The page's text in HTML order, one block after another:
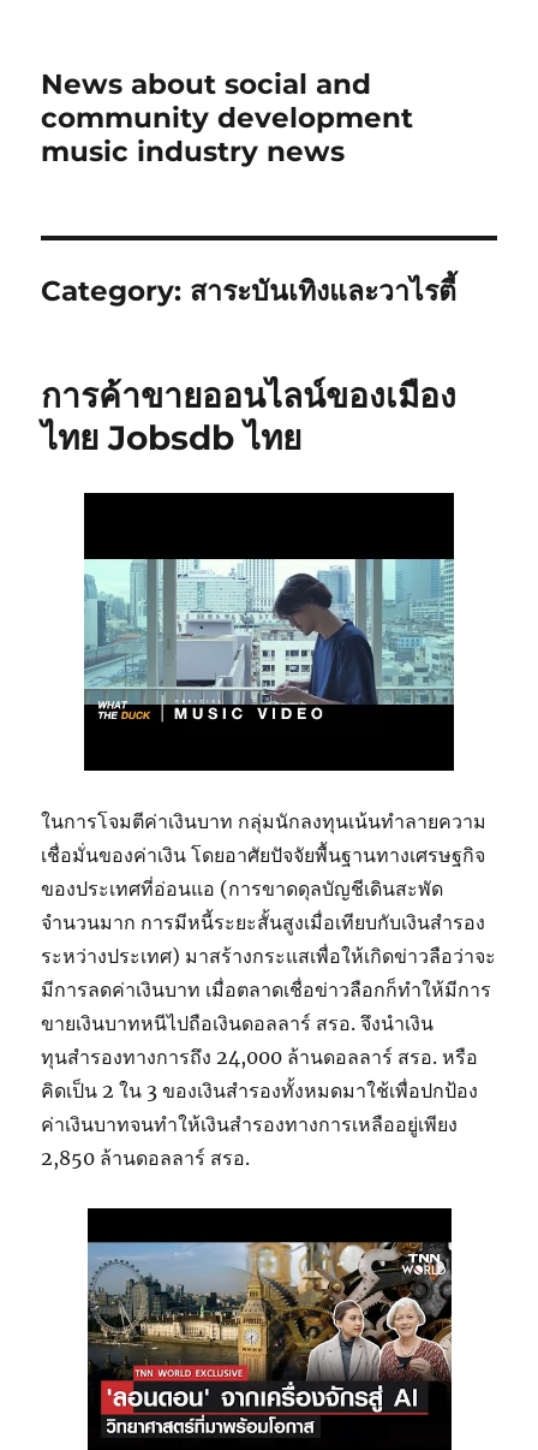
News about social and
community development
music industry news
Category: สาระบันเทิงและวาไรตี้
การค้าขายออนไลน์ของเมือง
ไทย Jobsdb ไทย
ในการโจมตีค่าเงินบาท กลุ่มนักลงทุนเน้นทำลายความ
เชื่อมั่นของค่าเงิน โดยอาศัยปัจจัยพื้นฐานทางเศรษฐกิจ
ของประเทศที่อ่อนแอ (การขาดดุลบัญชีเดินสะพัด
จำนวนมาก การมีหนี้ระยะสั้นสูงเมื่อเทียบกับเงินสำรอง
ระหว่างประเทศ) มาสร้างกระแสเพื่อให้เกิดข่าวลือว่าจะ
มีการลดค่าเงินบาท เมื่อตลาดเชื่อข่าวลือกก็ทำให้มีการ
ขายเงินบาทหนีไปถือเงินดอลลาร์ สรอ. จึงนำเงิน
ทุนสำรองทางการถึง 24,000 ล้านดอลลาร์ สรอ. หรือ
คิดเป็น 2 ใน 3 ของเงินสำรองทั้งหมดมาใช้เพื่อปกป้อง
ค่าเงินบาทจนทำให้เงินสำรองทางการเหลืออยู่เพียง
2,850 ล้านดอลลาร์ สรอ.